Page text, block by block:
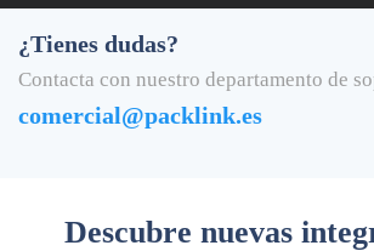
¿Tienes dudas?
Contacta con nuestro departamento de
comercial@packlink.es
Descubre nuevas